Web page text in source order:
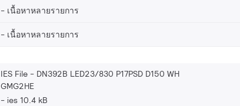
เนื้อหาหลายรายการ
เนื้อหาหลายรายการ
IES File - DN392B LED23/830 P17PSD D150 WH
GMG2HE
ies 10.4 kB